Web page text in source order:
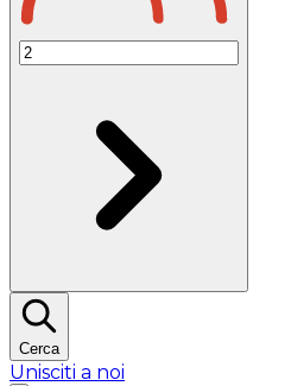
Cerca
Unisciti a noi